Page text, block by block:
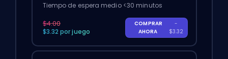
Tiempo de espera medio <30 minutos
$4.00
$3.32 por juego
COMPRAR
AHORA
-
$3.32